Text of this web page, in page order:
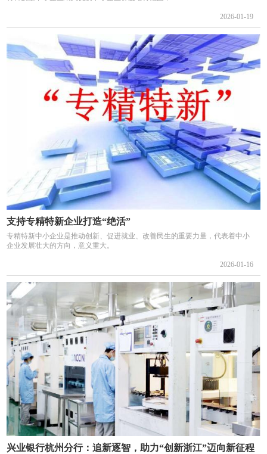
2026-01-19
支持专精特新企业打造“绝活”
专精特新中小企业是推动创新、促进就业、改善民生的重要力量，代表着中小
企业发展壮大的方向，意义重大。
2026-01-16
兴业银行杭州分行：追新逐智，助力“创新浙江”迈向新征程